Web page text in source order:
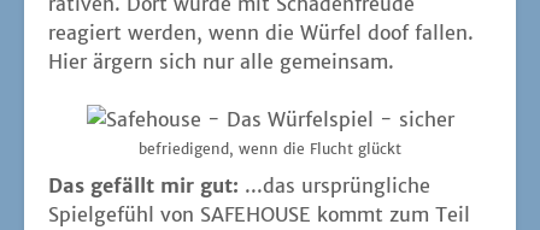
reagiert wer­den, wenn die Wür­fel doof fal­len.
Hier ärgern sich nur alle gemeinsam.
befrie­di­gend, wenn die Flucht glückt
Das gefällt mir gut: ...das ursprüng­li­che
Spiel­ge­fühl von SAFEHOUSE kommt zum Teil